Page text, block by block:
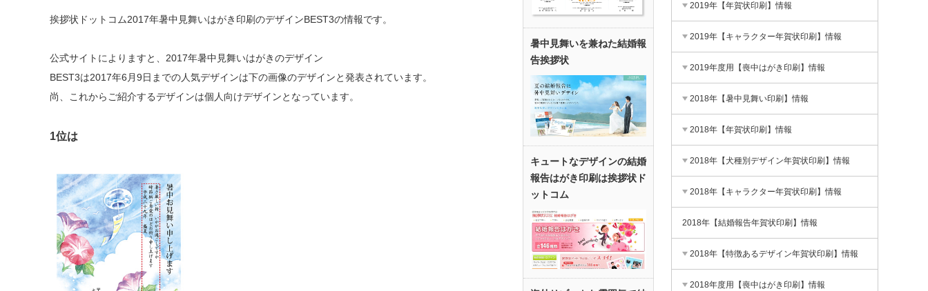
挨拶状ドットコム2017年暑中見舞いはがき印刷のデザインBEST3の情報です。
公式サイトによりますと、2017年暑中見舞いはがきのデザイン
BEST3は2017年6月9日までの人気デザインは下の画像のデザインと発表されています。
尚、これからご紹介するデザインは個人向けデザインとなっています。
1位は
暑中見舞いを兼ねた結婚報
告挨拶状
キュートなデザインの結婚
報告はがき印刷は挨拶状ド
ットコム
2019年【年賀状印刷】情報
2019年【キャラクター年賀状印刷】情報
2019年度用【喪中はがき印刷】情報
2018年【暑中見舞い印刷】情報
2018年【年賀状印刷】情報
2018年【犬種別デザイン年賀状印刷】情報
2018年【キャラクター年賀状印刷】情報
2018年【結婚報告年賀状印刷】情報
2018年【特徴あるデザイン年賀状印刷】情報
2018年度用【喪中はがき印刷】情報